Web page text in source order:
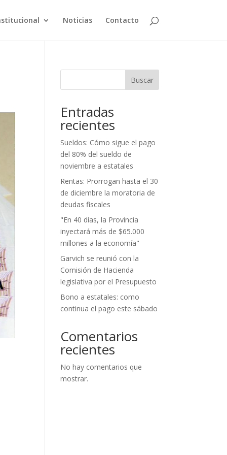
Noticias Contacto
Buscar
Entradas
recientes
Sueldos: Cómo sigue el pago
del 80% del sueldo de
noviembre a estatales
Rentas: Prorrogan hasta el 30
de diciembre la moratoria de
deudas fiscales
"En 40 días, la Provincia
inyectará más de $65.000
millones a la economía"
Garvich se reunió con la
Comisión de Hacienda
legislativa por el Presupuesto
Bono a estatales: como
continua el pago este sábado
Comentarios
recientes
No hay comentarios que
mostrar.